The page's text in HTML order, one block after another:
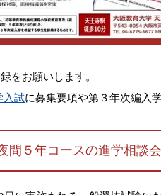
をお願いします。
入試に募集要項や第３年次編入
間５年コースの進学相談会